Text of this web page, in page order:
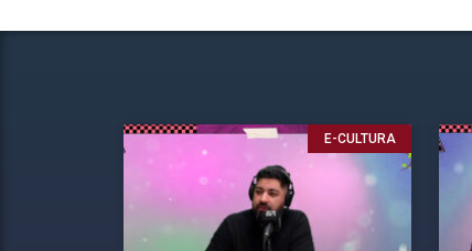
E-CULTURA